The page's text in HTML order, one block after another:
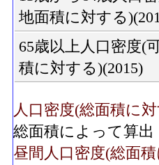
地面積に対する
65歳以上人口密度(
積に対する)(2015)
人口密度(総面積に
総面積によって算出
昼間人口密度(総面